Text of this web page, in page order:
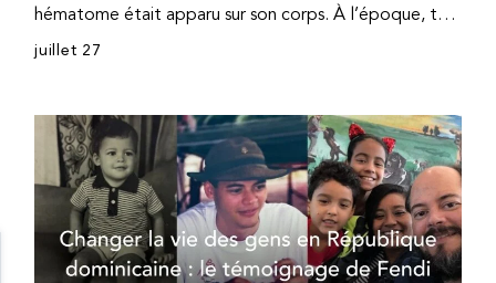
hématome était apparu sur son corps. À l’époque, très
peu de professionnel·les de santé de République
correct, le traitement était encore largement
indisponible. Les concentrés de facteur étaient chers
et difficiles à se procurer. Afin que son traitement dure
plus longtemps, Fendi prenait parfois une dose
inférieure à celle prescrite. À cause de ces soins limités,
il avait fréquemment des saignements, manquait
juillet 27